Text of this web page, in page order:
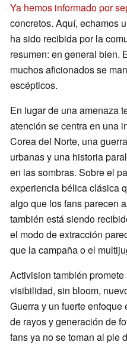
Ya hemos informado por
concretos. Aquí, echamos
ha sido recibida por la
resumen: en general bien.
muchos aficionados se
escépticos.
En lugar de una amenaza
atención se centra en una
Corea del Norte, una
urbanas y una historia
en las sombras. Sobre el
experiencia bélica clásica
algo que los fans parecen
también está siendo
el modo de extracción
que la campaña o el
Activision también
visibilidad, sin bloom,
Guerra y un fuerte
de rayos y generación de
fans ya no se toman al pie